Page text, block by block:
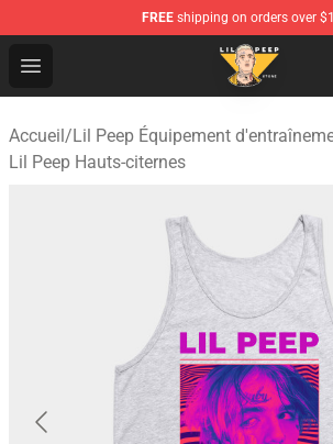
FREE shipping on orders over
Open menu
Lil Peep Store - Official Lil Peep
Accueil/Lil Peep Équipement
Lil Peep Hauts-citernes